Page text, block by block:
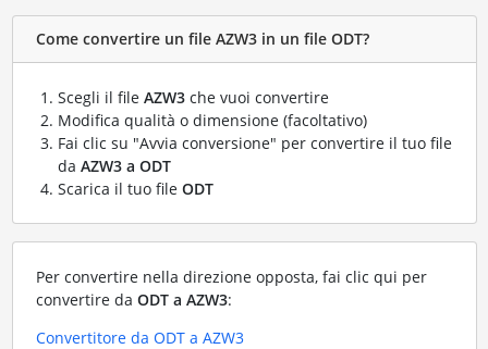
Come convertire un file AZW3 in un file ODT?
Scegli il file AZW3che vuoi convertire
Modifica qualità o dimensione (facoltativo)
Fai clic su "Avvia conversione" per convertire il tuo file
da AZW3 a ODT
Scarica il tuo file ODT
Per convertire nella direzione opposta, fai clic qui per
convertire da ODT a AZW3:
Convertitore da ODT a AZW3